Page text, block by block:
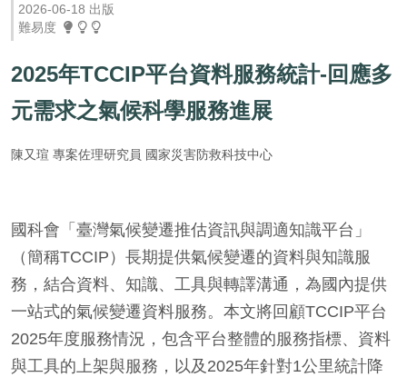
2026-06-18 出版
難易度
2025年TCCIP平台資料服務統計-回應多
元需求之氣候科學服務進展
陳又瑄 專案佐理研究員 國家災害防救科技中心
國科會「臺灣氣候變遷推估資訊與調適知識平台」
（簡稱TCCIP）長期提供氣候變遷的資料與知識服
務，結合資料、知識、工具與轉譯溝通，為國內提供
一站式的氣候變遷資料服務。本文將回顧TCCIP平台
2025年度服務情況，包含平台整體的服務指標、資料
與工具的上架與服務，以及2025年針對1公里統計降